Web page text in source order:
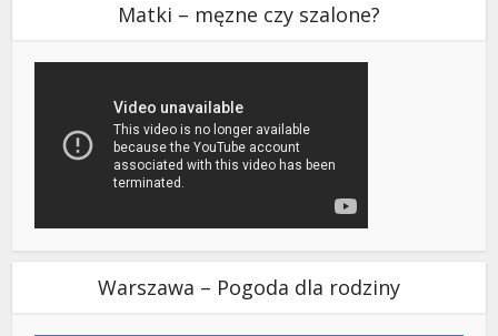
Matki – męzne czy szalone?
Warszawa – Pogoda dla rodziny